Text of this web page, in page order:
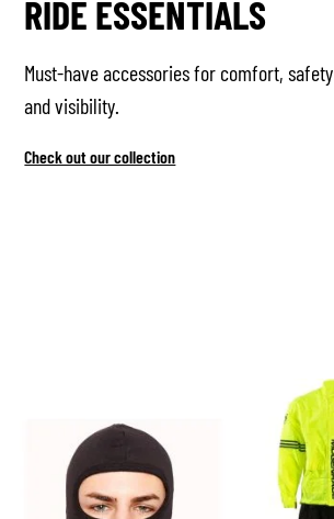
RIDE ESSENTIALS
Must-have accessories for comfort, safety
and visibility.
Check out our collection